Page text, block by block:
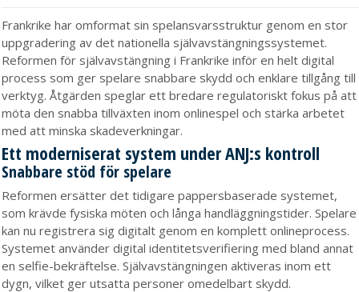
Frankrike har omformat sin spelansvarsstruktur genom en stor
uppgradering av det nationella självavstängningssystemet.
Reformen för självavstängning i Frankrike inför en helt digital
process som ger spelare snabbare skydd och enklare tillgång till
verktyg. Åtgärden speglar ett bredare regulatoriskt fokus på att
möta den snabba tillväxten inom onlinespel och stärka arbetet
med att minska skadeverkningar.
Ett moderniserat system under ANJ:s kontroll
Snabbare stöd för spelare
Reformen ersätter det tidigare pappersbaserade systemet,
som krävde fysiska möten och långa handläggningstider. Spelare
kan nu registrera sig digitalt genom en komplett onlineprocess.
Systemet använder digital identitetsverifiering med bland annat
en selfie-bekräftelse. Självavstängningen aktiveras inom ett
dygn, vilket ger utsatta personer omedelbart skydd.